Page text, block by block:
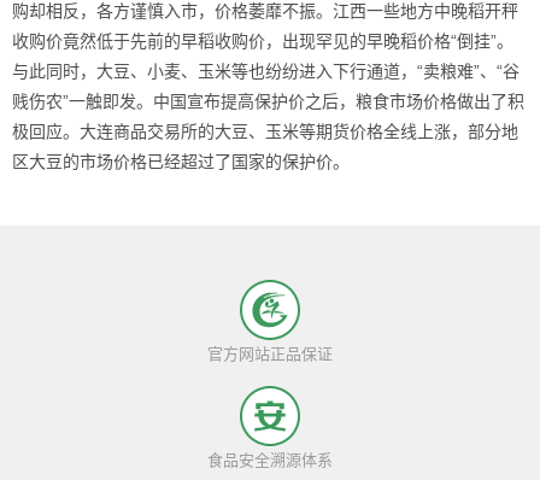
购却相反，各方谨慎入市，价格萎靡不振。江西一些地方中晚稻开秤
收购价竟然低于先前的早稻收购价，出现罕见的早晚稻价格“倒挂”。
与此同时，大豆、小麦、玉米等也纷纷进入下行通道，“卖粮难”、“谷
贱伤农”一触即发。中国宣布提高保护价之后，粮食市场价格做出了积
极回应。大连商品交易所的大豆、玉米等期货价格全线上涨，部分地
区大豆的市场价格已经超过了国家的保护价。
官方网站正品保证
食品安全溯源体系